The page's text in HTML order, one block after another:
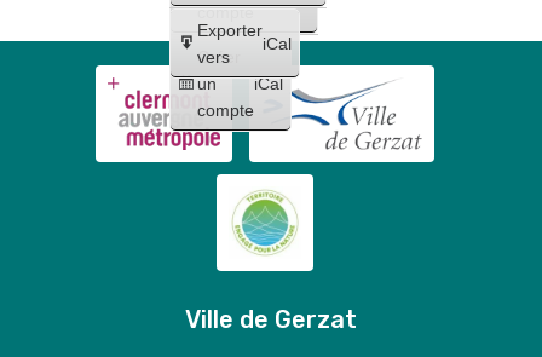
compte
Créer
un
compte
iCal
Exporter
vers
iCal
Ville de Gerzat